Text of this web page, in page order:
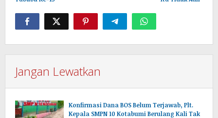
Jangan Lewatkan
Konfirmasi Dana BOS Belum Terjawab, Plt.
Kepala SMPN 10 Kotabumi Berulang Kali Tak